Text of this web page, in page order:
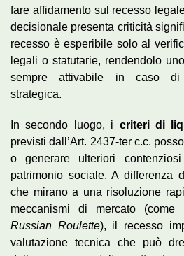
fare affidamento sul recesso
decisionale presenta criticità
recesso è esperibile solo al
legali o statutarie, rendendolo
sempre attivabile in caso di
strategica.
In secondo luogo, i criteri di
previsti dall’Art. 2437-ter c.c.
o generare ulteriori
patrimonio sociale. A differenza
che mirano a una risoluzione
meccanismi di mercato
Russian Roulette), il recesso
valutazione tecnica che può